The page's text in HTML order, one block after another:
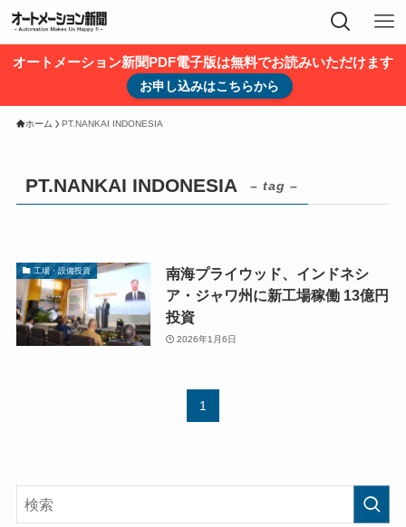
オートメーション新聞PDF電子版は無料でお読みいただけます
お申し込みはこちらから
ホーム PT.NANKAI INDONESIA
PT.NANKAI INDONESIA – tag –
工場・設備投資
南海プライウッド、インドネシ
ア・ジャワ州に新工場稼働 13億円
投資
2026年1月6日
1